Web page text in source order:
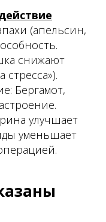
(апельсин,
снижают
Бергамот,
улучшает
уменьшает